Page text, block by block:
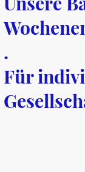
.
Für